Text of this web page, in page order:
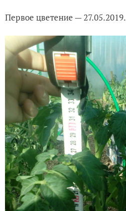
Первое цветение — 27.05.2019.